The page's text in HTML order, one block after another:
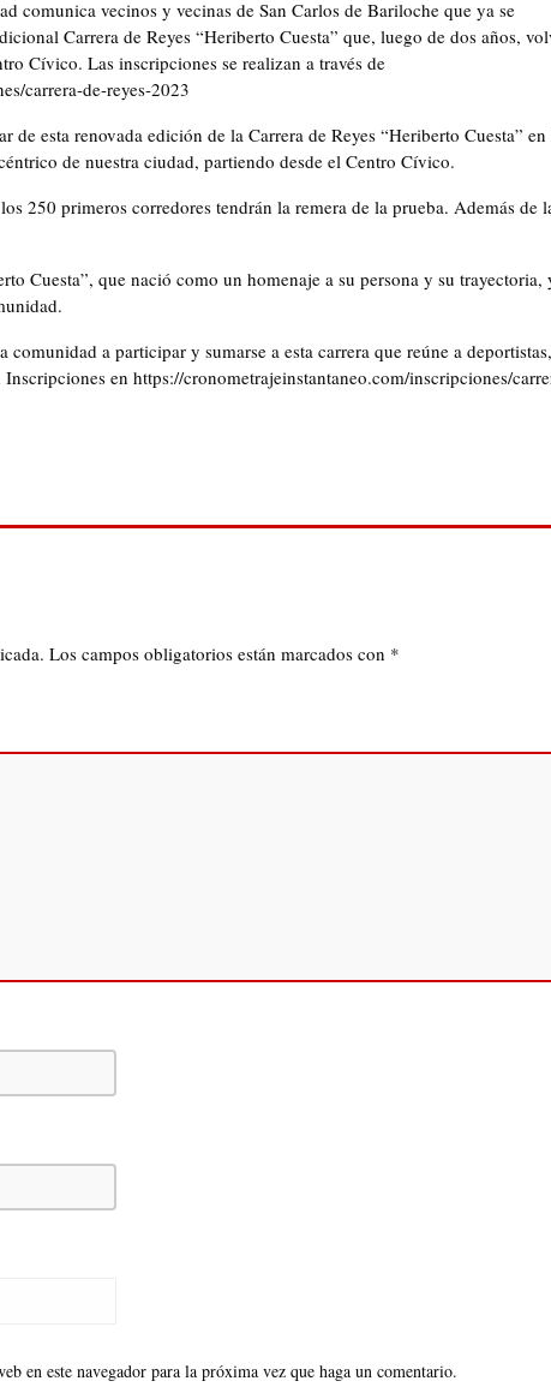
comunica vecinos y vecinas de San Carlos de Bariloche que ya se
Carrera de Reyes “Heriberto Cuesta” que, luego de dos años,
Cívico. Las inscripciones se realizan a través de
carrera-de-reyes-2023
de esta renovada edición de la Carrera de Reyes “Heriberto Cuesta” en
de nuestra ciudad, partiendo desde el Centro Cívico.
250 primeros corredores tendrán la remera de la prueba. Además de
Cuesta”, que nació como un homenaje a su persona y su trayectoria,
comunidad a participar y sumarse a esta carrera que reúne a deportistas,
en https://cronometrajeinstantaneo.com/inscripciones/
Los campos obligatorios están marcados con *
en este navegador para la próxima vez que haga un comentario.